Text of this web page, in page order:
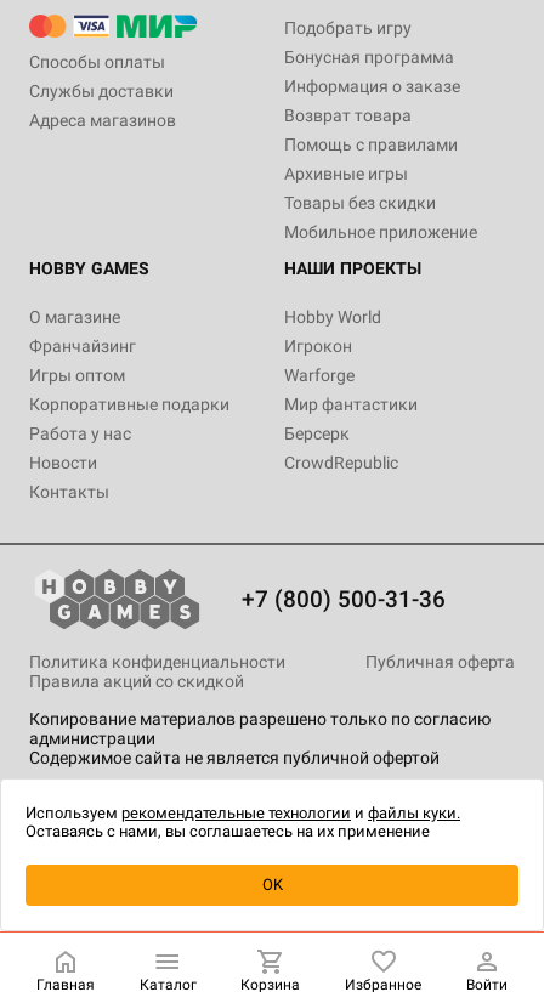
Уведомить о наличии
Способы оплаты
Службы доставки
Адреса магазинов
Подобрать игру
Бонусная программа
Информация о заказе
Возврат товара
Помощь с правилами
Архивные игры
Товары без скидки
Мобильное приложение
HOBBY GAMES
О магазине
Франчайзинг
Игры оптом
Корпоративные подарки
Работа у нас
Новости
Контакты
НАШИ ПРОЕКТЫ
Hobby World
Игрокон
Warforge
Мир фантастики
Берсерк
CrowdRepublic
+7 (800) 500-31-36
Копирование материалов разрешено только по согласию
администрации
Содержимое сайта не является публичной офертой
Политика конфиденциальности
Публичная оферта
Правила акций со скидкой
технологии.
Главная Каталог Корзина Избранное Войти
Используем рекомендательные технологии и файлы куки.
Оставаясь с нами, вы соглашаетесь на их применение
OK